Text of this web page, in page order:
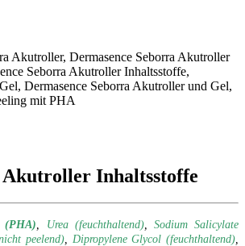
Akutroller Inhaltsstoffe
(PHA), Urea (feuchthaltend), Sodium Salicylate
peelend), Dipropylene Glycol (feuchthaltend),